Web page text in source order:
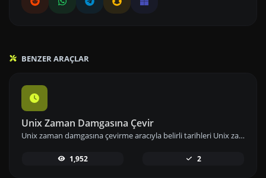
BENZER ARAÇLAR
Unix Zaman Damgasına Çevir
Unix zaman damgasına çevirme aracıyla belirli tarihleri Unix zaman damgası formatına dönüştürün ve zaman yönetimini kolaylaştırın.
1,952 2